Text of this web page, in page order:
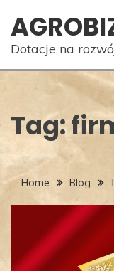
content
Dotacje na
Tag:
Home Blog